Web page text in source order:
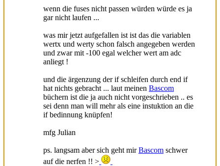
wenn die fuses nicht passen würden würde es ja
gar nicht laufen ...
was mir jetzt aufgefallen ist ist das die variablen
wertx und werty schon falsch angegeben werden
und zwar mit -100 egal welcher wert am adc
anliegt !
und die ärgenzung der if schleifen durch end if
hat nichts gebracht ... laut meinen Bascom
büchern ist die ja auch nicht vorgeschrieben .. es
sei denn man will mehr als eine instuktion an die
if bedinnung knüpfen!
mfg Julian
ps. langsam aber sich geht mirBascom schwer
auf die nerfen !! >